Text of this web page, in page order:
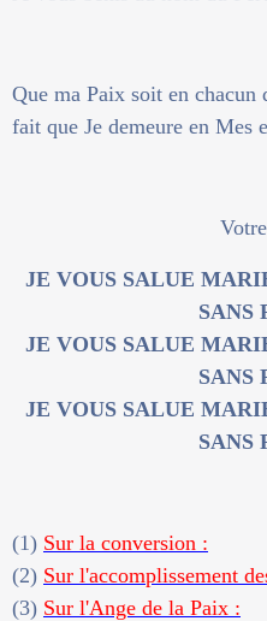
Que ma Paix soit en
fait que Je demeure en Mes
JE VOUS SALUE
SANS
JE VOUS SALUE
SANS
JE VOUS SALUE
SANS
(1) Sur la conversion :
(2) Sur l'accomplissement
(3) Sur l'Ange de la Paix :